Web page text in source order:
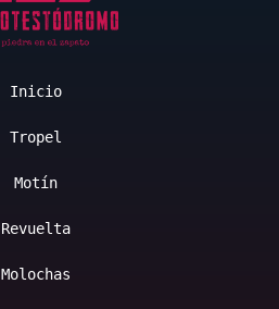
Inicio
Tropel
Motín
Revuelta
Molochas